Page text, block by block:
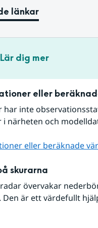
länkar
Lär dig mer
eller
har inte
i närheten och
eller beräknade
skurarna
övervakar
Den är ett värdefullt